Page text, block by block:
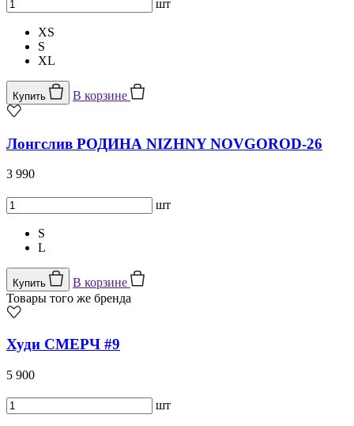
шт
XS
S
XL
Купить В корзине
Лонгслив РОДИНА NIZHNY NOVGOROD-26
3 990
шт
S
L
Купить
В корзине
Товары того же бренда
Худи СМЕРЧ #9
5 900
шт